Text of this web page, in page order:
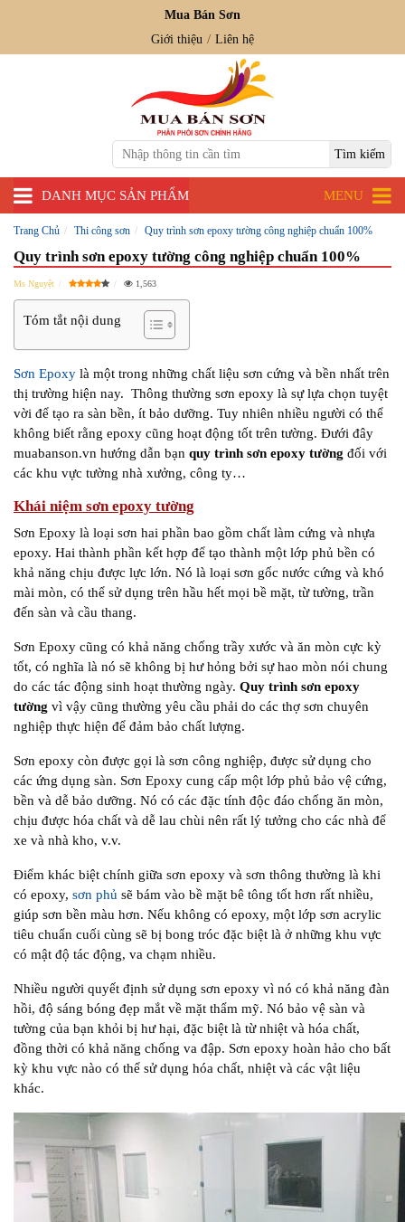
Mua Bán Sơn
Giới thiệu
Liên hệ
DANH MỤC SẢN PHẨM MENU
Trang Chủ Thi công sơn Quy trình sơn epoxy tường công nghiệp chuẩn 100%
Quy trình sơn epoxy tường công nghiệp chuẩn 100%
Ms Nguyệt 1,563
Tóm tắt nội dung
Sơn Epoxy là một trong những chất liệu sơn cứng và bền nhất trên
thị trường hiện nay. Thông thường sơn epoxy là sự lựa chọn tuyệt
vời để tạo ra sàn bền, ít bảo dưỡng. Tuy nhiên nhiều người có thể
không biết rằng epoxy cũng hoạt động tốt trên tường. Đưới đây
muabanson.vn hướng dẫn bạn quy trình sơn epoxy tường đối với
các khu vực tường nhà xưởng, công ty…
Khái niệm sơn epoxy tường
Sơn Epoxy là loại sơn hai phần bao gồm chất làm cứng và nhựa
epoxy. Hai thành phần kết hợp để tạo thành một lớp phủ bền có
khả năng chịu được lực lớn. Nó là loại sơn gốc nước cứng và khó
mài mòn, có thể sử dụng trên hầu hết mọi bề mặt, từ tường, trần
đến sàn và cầu thang.
Sơn Epoxy cũng có khả năng chống trầy xước và ăn mòn cực kỳ
tốt, có nghĩa là nó sẽ không bị hư hỏng bởi sự hao mòn nói chung
do các tác động sinh hoạt thường ngày. Quy trình sơn epoxy
tường vì vậy cũng thường yêu cầu phải do các thợ sơn chuyên
nghiệp thực hiện để đảm bảo chất lượng.
Sơn epoxy còn được gọi là sơn công nghiệp, được sử dụng cho
các ứng dụng sàn. Sơn Epoxy cung cấp một lớp phủ bảo vệ cứng,
bền và dễ bảo dưỡng. Nó có các đặc tính độc đáo chống ăn mòn,
chịu được hóa chất và dễ lau chùi nên rất lý tưởng cho các nhà để
xe và nhà kho, v.v.
Điểm khác biệt chính giữa sơn epoxy và sơn thông thường là khi
có epoxy, sơn phủ sẽ bám vào bề mặt bê tông tốt hơn rất nhiều,
giúp sơn bền màu hơn. Nếu không có epoxy, một lớp sơn acrylic
tiêu chuẩn cuối cùng sẽ bị bong tróc đặc biệt là ở những khu vực
có mật độ tác động, va chạm nhiều.
Nhiều người quyết định sử dụng sơn epoxy vì nó có khả năng đàn
hồi, độ sáng bóng đẹp mắt về mặt thẩm mỹ. Nó bảo vệ sàn và
tường của bạn khỏi bị hư hại, đặc biệt là từ nhiệt và hóa chất,
đồng thời có khả năng chống va đập. Sơn epoxy hoàn hảo cho bất
kỳ khu vực nào có thể sử dụng hóa chất, nhiệt và các vật liệu
khác.